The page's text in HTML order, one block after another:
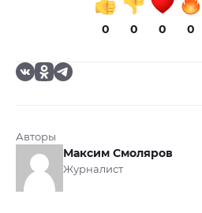
0 0 0 0
Авторы
Максим Смоляров
Журналист